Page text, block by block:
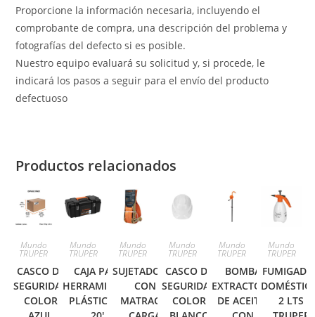
Proporcione la información necesaria, incluyendo el
comprobante de compra, una descripción del problema y
fotografías del defecto si es posible.
Nuestro equipo evaluará su solicitud y, si procede, le
indicará los pasos a seguir para el envío del producto
defectuoso
Productos relacionados
Mundo
TRUPER
CASCO DE
SEGURIDAD
COLOR
Mundo
TRUPER
CAJA PARA
HERRAMIENTA,
PLÁSTICA DE
Mundo
TRUPER
SUJETADORES
CON
MATRACA,
Mundo
TRUPER
CASCO DE
SEGURIDAD
COLOR
Mundo
TRUPER
BOMBA
EXTRACTORA
DE ACEITE,
Mundo
TRUPER
2 LTS